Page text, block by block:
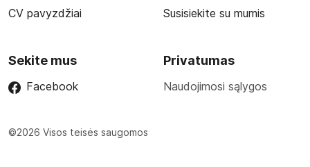
CV pavyzdžiai Susisiekite su mumis
Sekite mus
Facebook
Privatumas
Naudojimosi sąlygos
©2026 Visos teisės saugomos